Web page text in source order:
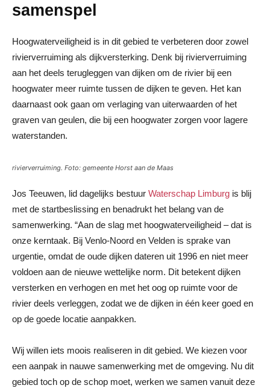
samenspel
Hoogwaterveiligheid is in dit gebied te verbeteren door zowel
rivierverruiming als dijkversterking. Denk bij rivierverruiming
aan het deels terugleggen van dijken om de rivier bij een
hoogwater meer ruimte tussen de dijken te geven. Het kan
daarnaast ook gaan om verlaging van uiterwaarden of het
graven van geulen, die bij een hoogwater zorgen voor lagere
waterstanden.
rivierverruiming. Foto: gemeente Horst aan de Maas
Jos Teeuwen, lid dagelijks bestuur Waterschap Limburg is blij
met de startbeslissing en benadrukt het belang van de
samenwerking. “Aan de slag met hoogwaterveiligheid – dat is
onze kerntaak. Bij Venlo-Noord en Velden is sprake van
urgentie, omdat de oude dijken dateren uit 1996 en niet meer
voldoen aan de nieuwe wettelijke norm. Dit betekent dijken
versterken en verhogen en met het oog op ruimte voor de
rivier deels verleggen, zodat we de dijken in één keer goed en
op de goede locatie aanpakken.
Wij willen iets moois realiseren in dit gebied. We kiezen voor
een aanpak in nauwe samenwerking met de omgeving. Nu dit
gebied toch op de schop moet, werken we samen vanuit deze